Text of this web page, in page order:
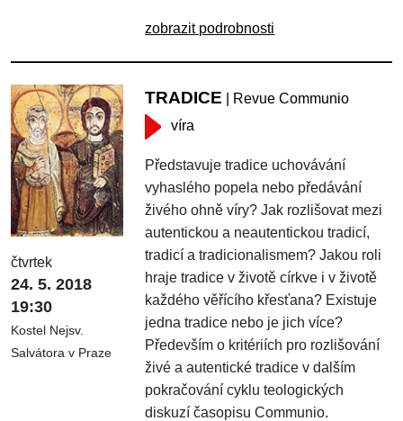
zobrazit podrobnosti
čtvrtek
24. 5. 2018
19:30
Kostel Nejsv.
Salvátora v Praze
TRADICE | Revue Communio
víra
Představuje tradice uchovávání
vyhaslého popela nebo předávání
živého ohně víry? Jak rozlišovat mezi
autentickou a neautentickou tradicí,
tradicí a tradicionalismem? Jakou roli
hraje tradice v životě církve i v životě
každého věřícího křesťana? Existuje
jedna tradice nebo je jich více?
Především o kritériích pro rozlišování
živé a autentické tradice v dalším
pokračování cyklu teologických
diskuzí časopisu Communio.